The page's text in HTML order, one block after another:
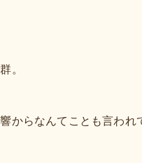
。
らなんてことも言われ